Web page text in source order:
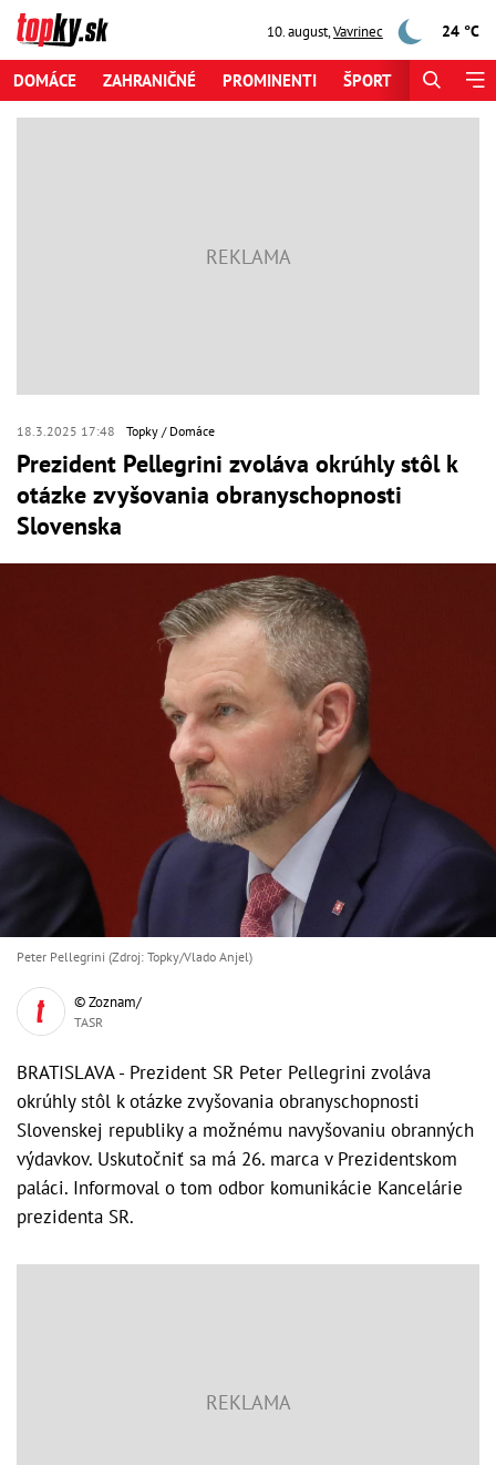
10. august,Vavrinec 24 °C
DOMÁCE ZAHRANIČNÉ PROMINENTI ŠPORT
18.3.2025 17:48 Topky Domáce
Prezident Pellegrini zvoláva okrúhly stôl k
otázke zvyšovania obranyschopnosti
Slovenska
Peter Pellegrini (Zdroj: Topky/Vlado Anjel)
© Zoznam/
TASR
BRATISLAVA - Prezident SR Peter Pellegrini zvoláva
okrúhly stôl k otázke zvyšovania obranyschopnosti
Slovenskej republiky a možnému navyšovaniu obranných
výdavkov. Uskutočniť sa má 26. marca v Prezidentskom
paláci. Informoval o tom odbor komunikácie Kancelárie
prezidenta SR.